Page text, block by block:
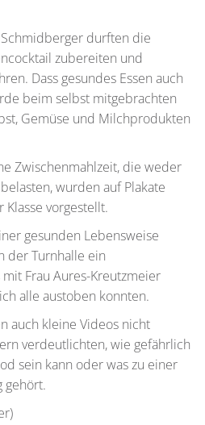
durften die
zubereiten und
Dass gesundes Essen auch
beim selbst mitgebrachten
Gemüse und Milchprodukten
Zwischenmahlzeit, die weder
wurden auf Plakate
vorgestellt.
gesunden Lebensweise
der Turnhalle ein
Frau Aures-Kreutzmeier
alle austoben konnten.
auch kleine Videos nicht
verdeutlichten, wie gefährlich
sein kann oder was zu einer
gehört.